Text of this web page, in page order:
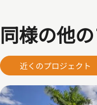
同様の他
近くのプロジェクト